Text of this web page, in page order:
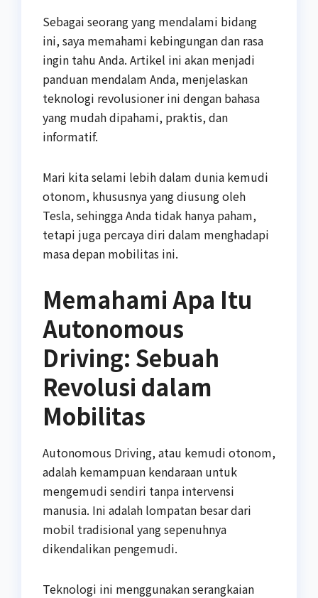
Sebagai seorang yang mendalami bidang
ini, saya memahami kebingungan dan rasa
ingin tahu Anda. Artikel ini akan menjadi
panduan mendalam Anda, menjelaskan
teknologi revolusioner ini dengan bahasa
yang mudah dipahami, praktis, dan
informatif.
Mari kita selami lebih dalam dunia kemudi
otonom, khususnya yang diusung oleh
Tesla, sehingga Anda tidak hanya paham,
tetapi juga percaya diri dalam menghadapi
masa depan mobilitas ini.
Memahami Apa Itu
Autonomous
Driving: Sebuah
Revolusi dalam
Mobilitas
Autonomous Driving, atau kemudi otonom,
adalah kemampuan kendaraan untuk
mengemudi sendiri tanpa intervensi
manusia. Ini adalah lompatan besar dari
mobil tradisional yang sepenuhnya
dikendalikan pengemudi.
Teknologi ini menggunakan serangkaian